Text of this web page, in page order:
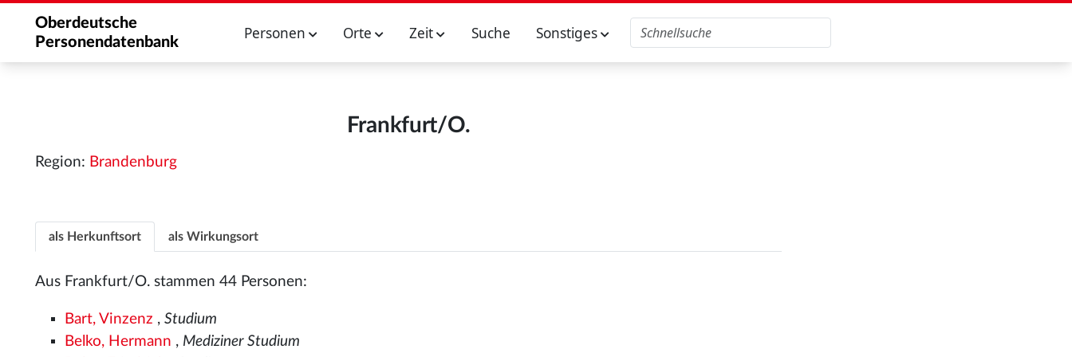
Oberdeutsche
Personendatenbank
Personen Orte Zeit Suche Sonstiges
Frankfurt/O.
Region: Brandenburg
als Herkunftsort als Wirkungsort
Aus Frankfurt/O. stammen 44 Personen:
Bart, Vinzenz ,Studium
Belko, Hermann , Mediziner Studium